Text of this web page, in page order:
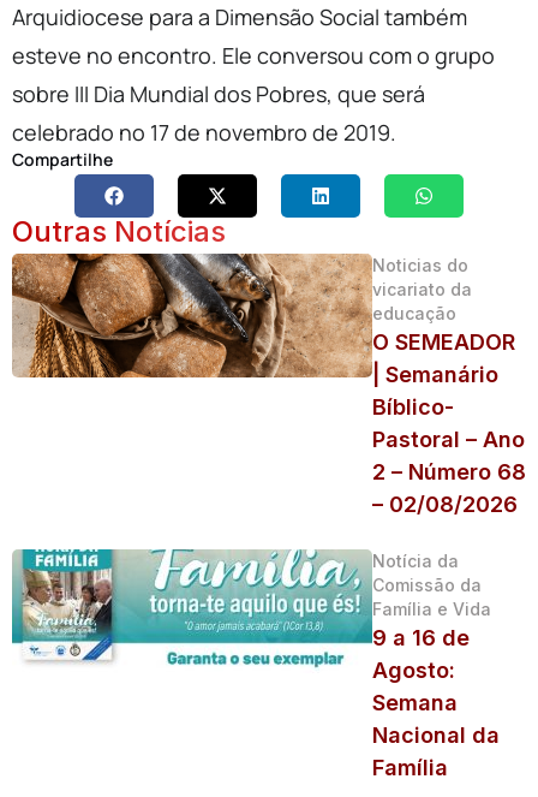
Arquidiocese para a Dimensão Social também
esteve no encontro. Ele conversou com o grupo
sobre III Dia Mundial dos Pobres, que será
celebrado no 17 de novembro de 2019.
Compartilhe
Outras Notícias
Noticias do
vicariato da
educação
O SEMEADOR
| Semanário
Bíblico-
Pastoral – Ano
2 – Número 68
– 02/08/2026
Notícia da
Comissão da
Família e Vida
9 a 16 de
Agosto:
Semana
Nacional da
Família